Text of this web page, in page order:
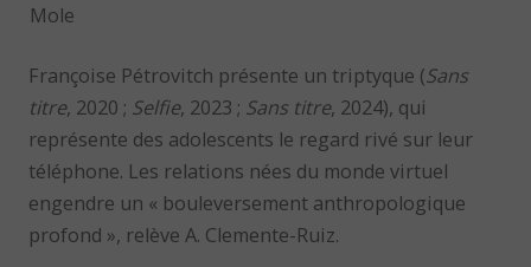
Mole
Françoise Pétrovitch présente un triptyque (Sans
titre, 2020 ; Selfie, 2023 ; Sans titre, 2024), qui
représente des adolescents le regard rivé sur leur
téléphone. Les relations nées du monde virtuel
engendre un « bouleversement anthropologique
profond », relève A. Clemente-Ruiz.